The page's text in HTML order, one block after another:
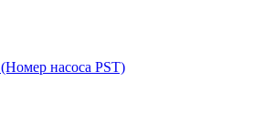
(Номер насоса PST)